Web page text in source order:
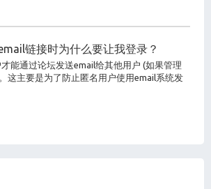
链接时为什么要让我登录？
能通过论坛发送email给其他用户 (如果管理
这主要是为了防止匿名用户使用email系统发